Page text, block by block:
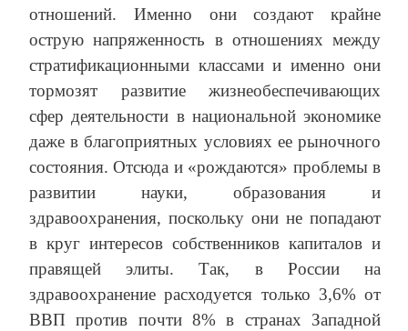
отношений. Именно они создают крайне
острую напряженность в отношениях между
стратификационными классами и именно они
тормозят развитие жизнеобеспечивающих
сфер деятельности в национальной экономике
даже в благоприятных условиях ее рыночного
состояния. Отсюда и «рождаются» проблемы в
развитии науки, образования и
здравоохранения, поскольку они не попадают
в круг интересов собственников капиталов и
правящей элиты. Так, в России на
здравоохранение расходуется только 3,6% от
ВВП против почти 8% в странах Западной